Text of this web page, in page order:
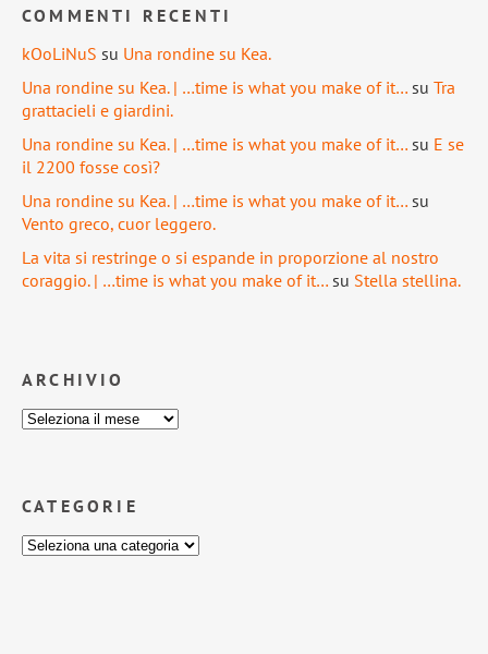
COMMENTI RECENTI
kOoLiNuS su Una rondine su Kea.
Una rondine su Kea. | …time is what you make of it… su Tra
grattacieli e giardini.
Una rondine su Kea. | …time is what you make of it… su E se
il 2200 fosse così?
Una rondine su Kea. | …time is what you make of it… su
Vento greco, cuor leggero.
La vita si restringe o si espande in proporzione al nostro
coraggio. | …time is what you make of it… su Stella stellina.
ARCHIVIO
CATEGORIE